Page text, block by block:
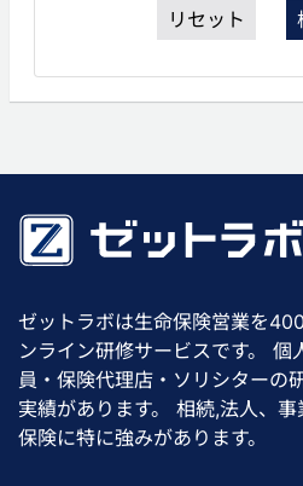
リセット
ゼットラボは生命保険営業を
ンライン研修サービスです。 個
員・保険代理店・ソリシターの
実績があります。 相続,法人、
保険に特に強みがあります。